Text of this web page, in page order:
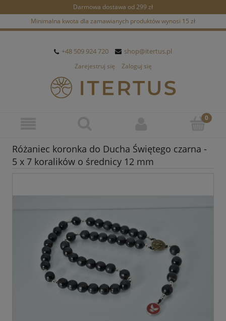
Darmowa dostawa od 299 zł
Minimalna kwota dla zamawianych produktów wynosi 15 zł
+48 509 924 720 shop@itertus.pl
Zarejestruj się Zaloguj się
Różaniec koronka do Ducha Świętego czarna -
5 x 7 koralików o średnicy 12 mm